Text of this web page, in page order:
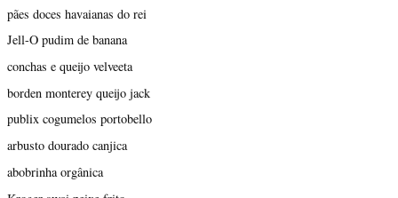
pães doces havaianas do rei
Jell-O pudim de banana
conchas e queijo velveeta
borden monterey queijo jack
publix cogumelos portobello
arbusto dourado canjica
abobrinha orgânica